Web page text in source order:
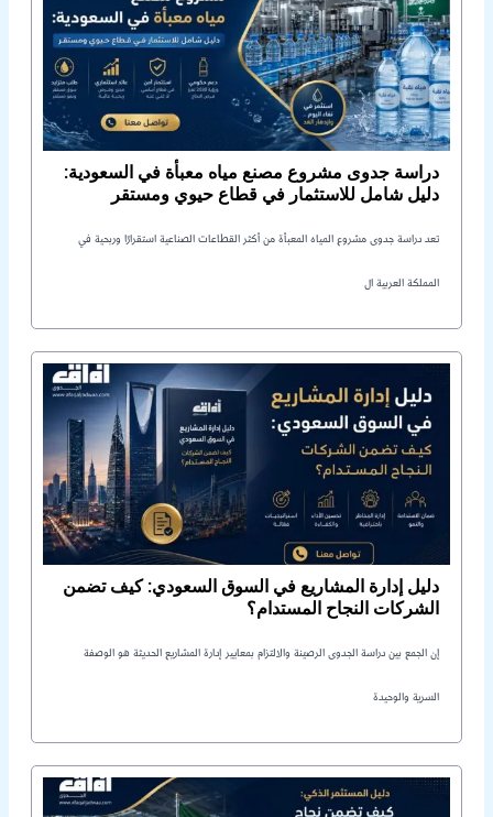
دراسة جدوى مشروع مصنع مياه معبأة في السعودية:
دليل شامل للاستثمار في قطاع حيوي ومستقر
تعد دراسة جدوى مشروع المياه المعبأة من أكثر القطاعات الصناعية استقرارًا وربحية في
المملكة العربية ال
دليل إدارة المشاريع في السوق السعودي: كيف تضمن
الشركات النجاح المستدام؟
إن الجمع بين دراسة الجدوى الرصينة والالتزام بمعايير إدارة المشاريع الحديثة هو الوصفة
السرية والوحيدة